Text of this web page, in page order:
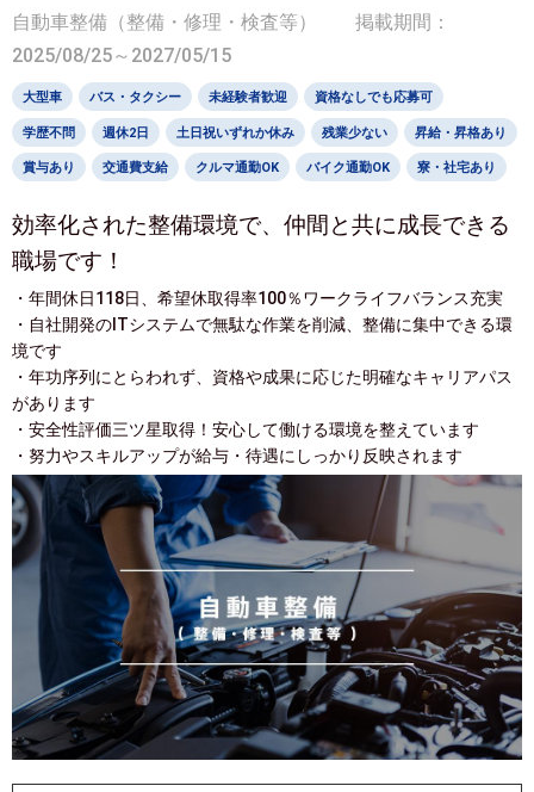
自動車整備（整備・修理・検査等）
掲載期間：
2025/08/25～2027/05/15
大型車 バス・タクシー 未経験者歓迎 資格なしでも応募可
学歴不問 週休2日 土日祝いずれか休み 残業少ない 昇給・昇格あり
賞与あり 交通費支給 クルマ通勤OK バイク通勤OK 寮・社宅あり
効率化された整備環境で、仲間と共に成長できる
職場です！
・年間休日118日、希望休取得率100％ワークライフバランス充実
・自社開発のITシステムで無駄な作業を削減、整備に集中できる環
境です
・年功序列にとらわれず、資格や成果に応じた明確なキャリアパス
があります
・安全性評価三ツ星取得！安心して働ける環境を整えています
・努力やスキルアップが給与・待遇にしっかり反映されます